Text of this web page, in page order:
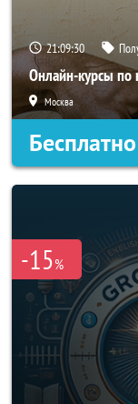
21:09:28
Онлайн-курсы по
Москва
Бесплатно
-15%